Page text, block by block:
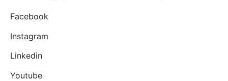
Facebook
Instagram
Linkedin
Youtube